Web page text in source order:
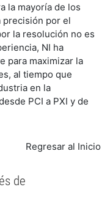
la mayoría de los
por el
la resolución no es
NI ha
para maximizar la
al tiempo que
en la
PCI a PXI y de
Regresar al Inicio
de